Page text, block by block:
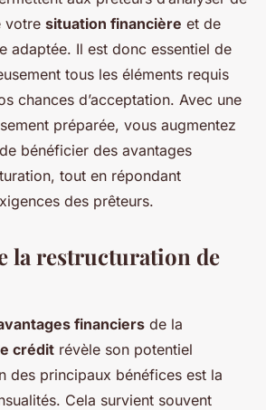
votre situation financière et de
adaptée. Il est donc essentiel de
tous les éléments requis
chances d’acceptation. Avec une
préparée, vous augmentez
bénéficier des avantages
tout en répondant
des prêteurs.
la restructuration de
financiers de la
crédit révèle son potentiel
des principaux bénéfices est la
Cela survient souvent